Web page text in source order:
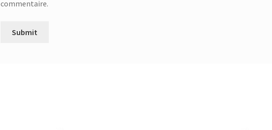
commentaire.